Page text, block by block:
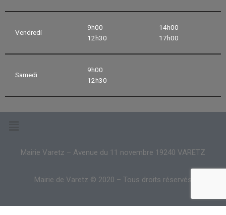
Vendredi
9h00
12h30
14h00
17h00
Samedi
9h00
12h30
Mairie Varetz – Avenue du 11 novembre 19240 VARETZ
Mairie de Varetz © 2020 – Tous droits réservés